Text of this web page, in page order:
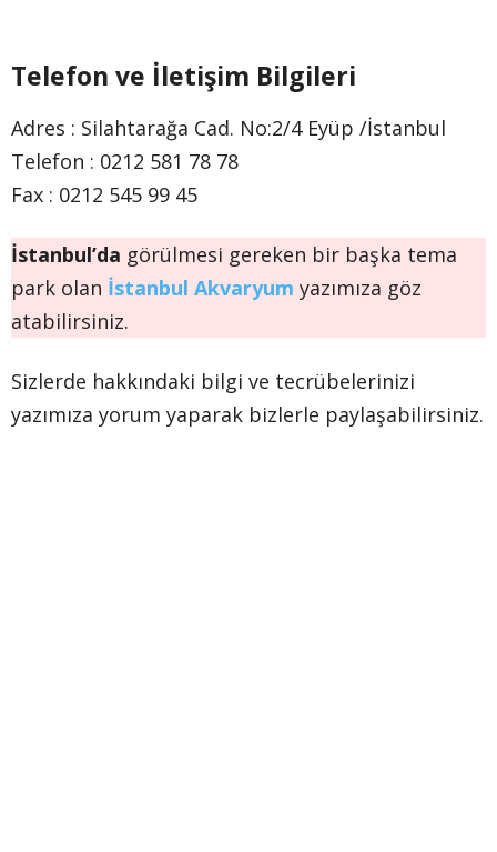
Telefon ve İletişim Bilgileri
Adres : Silahtarağa Cad. No:2/4 Eyüp /İstanbul
Telefon : 0212 581 78 78
Fax : 0212 545 99 45
İstanbul’da görülmesi gereken bir başka tema
park olan İstanbul Akvaryum yazımıza göz
atabilirsiniz.
Sizlerde hakkındaki bilgi ve tecrübelerinizi
yazımıza yorum yaparak bizlerle paylaşabilirsiniz.